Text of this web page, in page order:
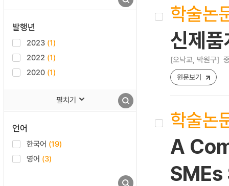
발행년
2023 (1)
2022 (1)
2020 (1)
펼치기
언어
한국어 (19)
영어 (3)
학술논
신제
[오낙교, 박원구]
원문보기
학술논
A